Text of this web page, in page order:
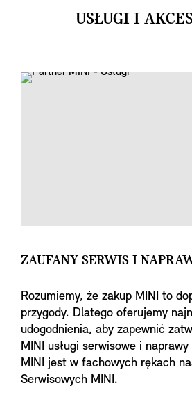
USŁUGI I
ZAUFANY SERWIS I
Rozumiemy, że zakup MINI to
przygody. Dlatego oferujemy
udogodnienia, aby zapewnić
MINI usługi serwisowe i
MINI jest w fachowych rękach
Serwisowych MINI.